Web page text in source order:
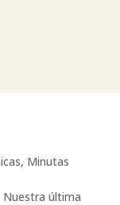
, Minutas
última